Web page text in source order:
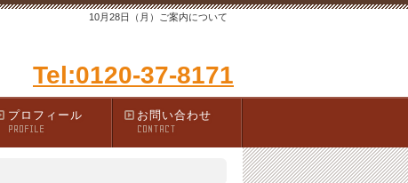
10月28日（月）ご案内について
Tel:0120-37-8171
プロフィール
PROFILE
お問い合わせ
CONTACT